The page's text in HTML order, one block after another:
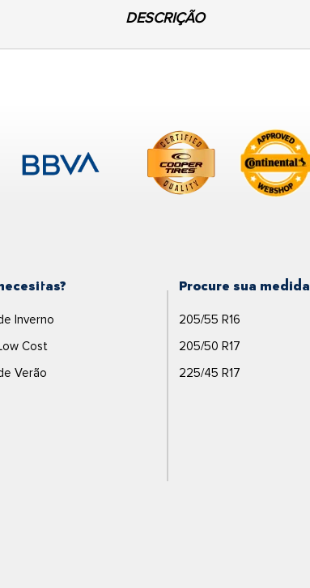
DESCRIÇÃO
Inverno
Cost
Verão
Procure sua medida
205/55 R16
205/50 R17
225/45 R17